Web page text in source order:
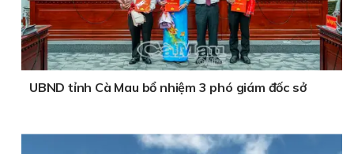
UBND tỉnh Cà Mau bổ nhiệm 3 phó giám đốc sở